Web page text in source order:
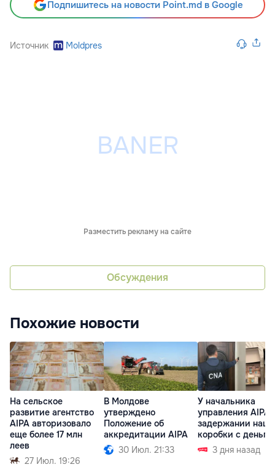
Подпишитесь на новости Point.md в Google
Источник Moldpres
Разместить рекламу на сайте
Обсуждения
Похожие новости
На сельское
развитие агентство
AIPA авторизовало
еще более 17 млн
леев
27 Июл. 19:26
В Молдове
утверждено
Положение об
аккредитации AIPA
30 Июл. 21:33
У начальника
управления AIPA
задержании
коробки с
3 дня назад